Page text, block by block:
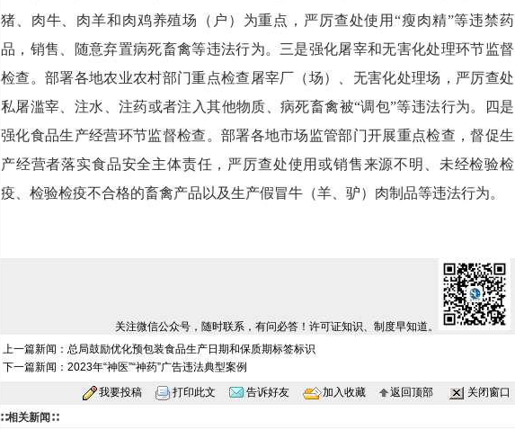
猪、肉牛、肉羊和肉鸡养殖场（户）为重点，严厉查处使用“瘦肉精”等违禁药
品，销售、随意弃置病死畜禽等违法行为。三是强化屠宰和无害化处理环节监督
检查。部署各地农业农村部门重点检查屠宰厂（场）、无害化处理场，严厉查处
私屠滥宰、注水、注药或者注入其他物质、病死畜禽被“调包”等违法行为。四是
强化食品生产经营环节监督检查。部署各地市场监管部门开展重点检查，督促生
产经营者落实食品安全主体责任，严厉查处使用或销售来源不明、未经检验检
疫、检验检疫不合格的畜禽产品以及生产假冒牛（羊、驴）肉制品等违法行为。
关注微信公众号，随时联系，有问必答！许可证知识、制度早知道。
上一篇新闻： 总局鼓励优化预包装食品生产日期和保质期标签标识
下一篇新闻： 2023年“神医”“神药”广告违法典型案例
我要投稿 打印此文 告诉好友 加入收藏 返回顶部
关闭窗口
∷相关新闻∷